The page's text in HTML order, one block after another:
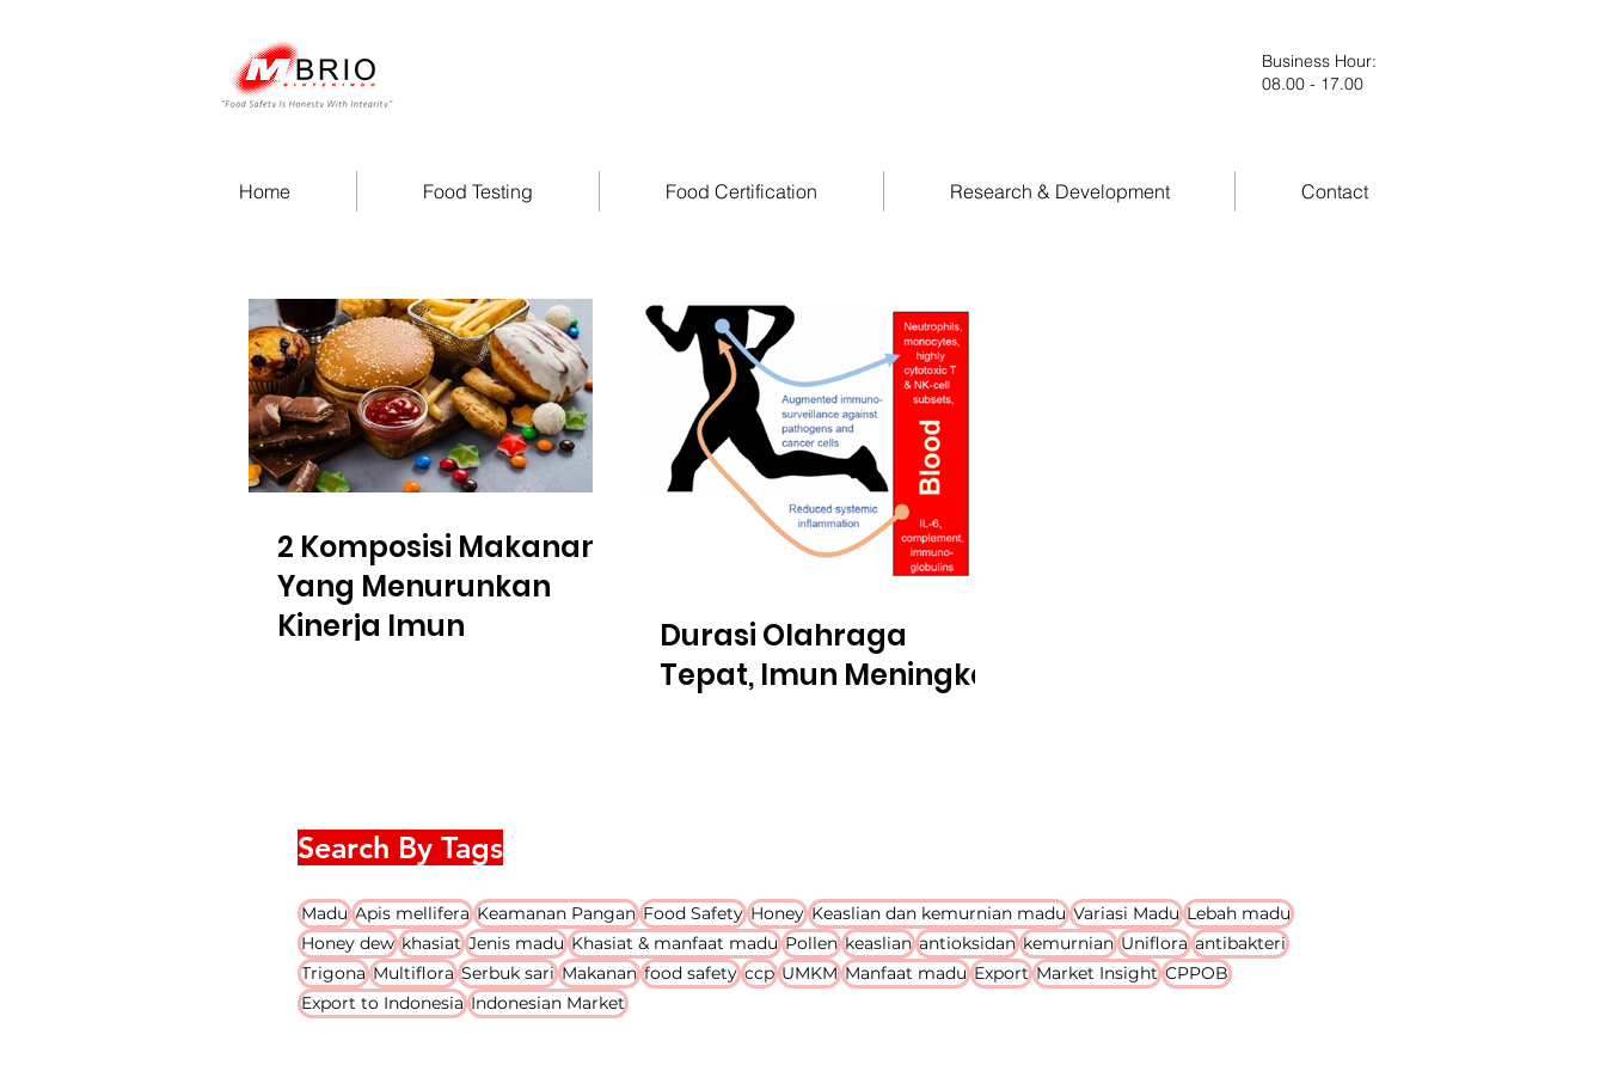
Business Hour:
08.00 - 17.00
Home Food Testing Food Certification Research & Development Contact
2 Komposisi Makanan
Yang Menurunkan
Kinerja Imun
Durasi Olahraga
Tepat, Imun Meningkat
Search By Tags
Madu Apis mellifera Keamanan Pangan Food Safety Honey Keaslian dan kemurnian madu Variasi Madu Lebah madu
Honey dew khasiat Jenis madu Khasiat & manfaat madu Pollen keaslian antioksidan kemurnian Uniflora antibakteri
Trigona Multiflora Serbuk sari Makanan food safety ccp UMKM Manfaat madu Export Market Insight CPPOB
Export to Indonesia Indonesian Market